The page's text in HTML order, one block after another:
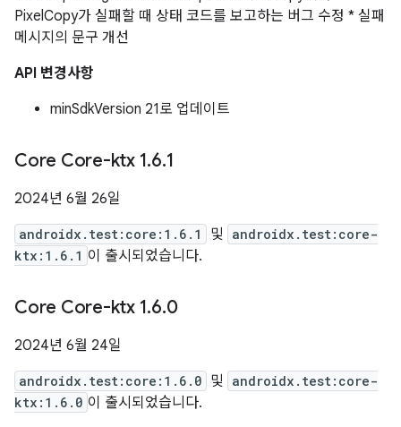
PixelCopy가 실패할 때 상태 코드를 보고하는 버그 수정 * 실패
메시지의 문구 개선
API 변경사항
minSdkVersion 21로 업데이트
Core Core-ktx 1.6.1
2024년 6월 26일
androidx.test:core:1.6.1 및 androidx.test:core-
ktx:1.6.1 이 출시되었습니다.
Core Core-ktx 1.6.0
2024년 6월 24일
androidx.test:core:1.6.0 및 androidx.test:core-
ktx:1.6.0 이 출시되었습니다.